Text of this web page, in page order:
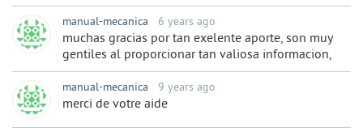
manual-mecanica 6 years ago
muchas gracias por tan exelente aporte, son muy
gentiles al proporcionar tan valiosa informacion,
manual-mecanica 9 years ago
merci de votre aide